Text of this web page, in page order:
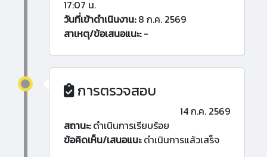
17:07 น.
วันที่เข้าดำเนินงาน:8 ก.ค. 2569
สาเหตุ/ข้อเสนอแนะ:-
การตรวจสอบ
14 ก.ค. 2569
สถานะ:ดำเนินการเรียบร้อย
ข้อคิดเห็น/เสนอแนะดำเนินการแล้วเสร็จ